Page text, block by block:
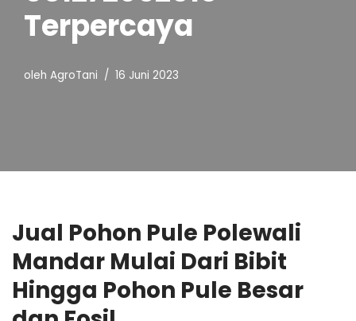
Terpercaya
oleh AgroTani 16 Juni 2023
Jual Pohon Pule Polewali
Mandar Mulai Dari Bibit
Hingga Pohon Pule Besar